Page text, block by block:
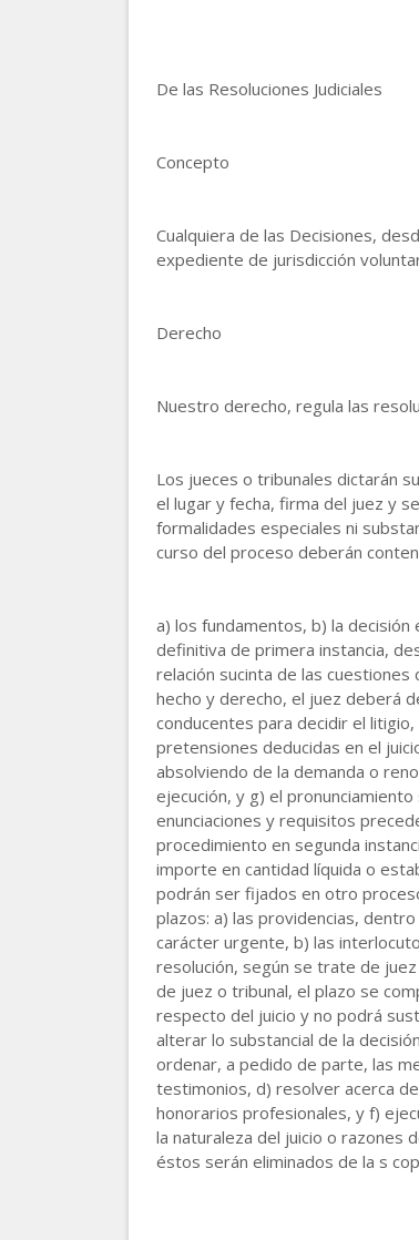
De las Resoluciones Judiciales
Concepto
Cualquiera de las Decisiones,
expediente de jurisdicción
Derecho
Nuestro derecho, regula las
Los jueces o tribunales dictarán
el lugar y fecha, firma del juez y
formalidades especiales ni
curso del proceso deberán
a) los fundamentos, b) la
definitiva de primera instancia,
relación sucinta de las
hecho y derecho, el juez deberá
conducentes para decidir el
pretensiones deducidas en el
absolviendo de la demanda o
ejecución, y g) el
enunciaciones y requisitos
procedimiento en segunda
importe en cantidad líquida o
podrán ser fijados en otro
plazos: a) las providencias,
carácter urgente, b) las
resolución, según se trate de
de juez o tribunal, el plazo se
respecto del juicio y no podrá
alterar lo substancial de la
ordenar, a pedido de parte, las
testimonios, d) resolver acerca
honorarios profesionales, y f)
la naturaleza del juicio o razones
éstos serán eliminados de la s